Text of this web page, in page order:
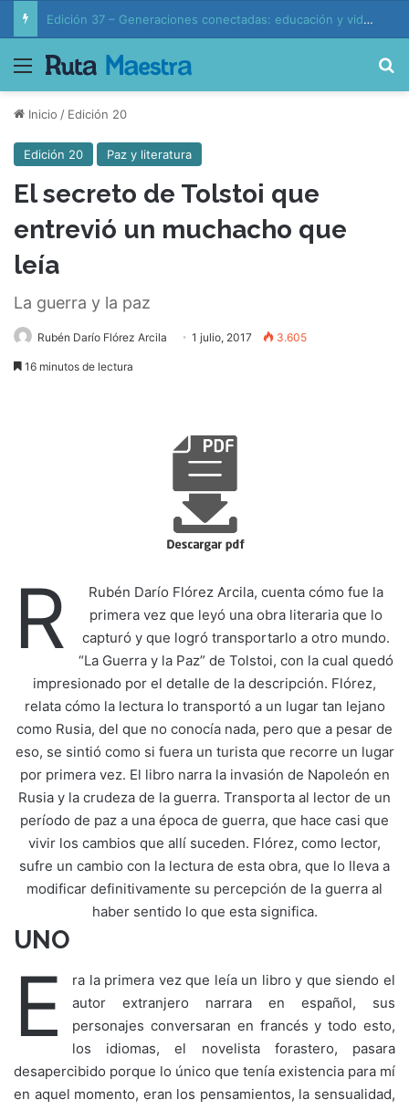
Generaciones conectadas: educación y vida en la era de la IA
Menú
Inicio / Edición 20
Edición 20 Paz y literatura
El secreto de Tolstoi que
entrevió un muchacho que
leía
La guerra y la paz
Rubén Darío Flórez Arcila 1 julio, 2017 3.605
16 minutos de lectura
R
Rubén Darío Flórez Arcila, cuenta cómo fue la
primera vez que leyó una obra literaria que lo
capturó y que logró transportarlo a otro mundo.
“La Guerra y la Paz” de Tolstoi, con la cual quedó
impresionado por el detalle de la descripción. Flórez,
relata cómo la lectura lo transportó a un lugar tan lejano
como Rusia, del que no conocía nada, pero que a pesar de
eso, se sintió como si fuera un turista que recorre un lugar
por primera vez. El libro narra la invasión de Napoleón en
Rusia y la crudeza de la guerra. Transporta al lector de un
período de paz a una época de guerra, que hace casi que
vivir los cambios que allí suceden. Flórez, como lector,
sufre un cambio con la lectura de esta obra, que lo lleva a
modificar definitivamente su percepción de la guerra al
haber sentido lo que esta significa.
UNO
E
ra la primera vez que leía un libro y que siendo el
autor extranjero narrara en español, sus
personajes conversaran en francés y todo esto,
los idiomas, el novelista forastero, pasara
desapercibido porque lo único que tenía existencia para mí
en aquel momento, eran los pensamientos, la sensualidad,